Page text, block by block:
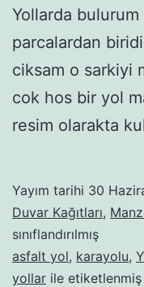
Yollarda
parcalardan
ciksam o sarkiyi
cok hos bir yol
resim olarakta
Yayım tarihi 30
Duvar Kağıtları,
sınıflandırılmış
asfalt yol, karayolu,
yollar ile etiketlenmiş